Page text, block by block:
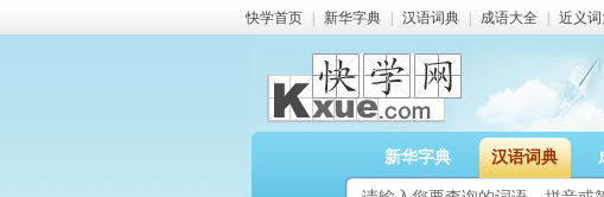
快学首页 新华字典 汉语词典 成语大全 近义
新华字典 汉语词典